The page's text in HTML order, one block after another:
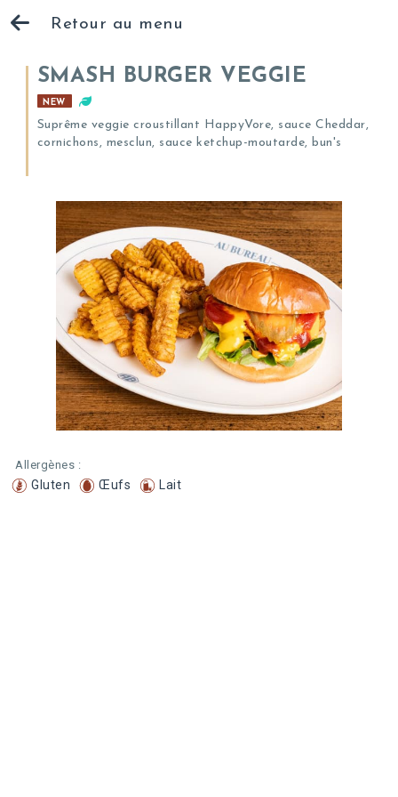
Retour au menu
SMASH BURGER VEGGIE
NEW
Suprême veggie croustillant HappyVore, sauce Cheddar,
cornichons, mesclun, sauce ketchup-moutarde, bun's
Allergènes :
Gluten Œufs Lait